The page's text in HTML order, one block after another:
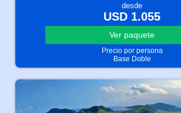
desde
USD 1.055
Ver paquete
Precio por persona
Base Doble